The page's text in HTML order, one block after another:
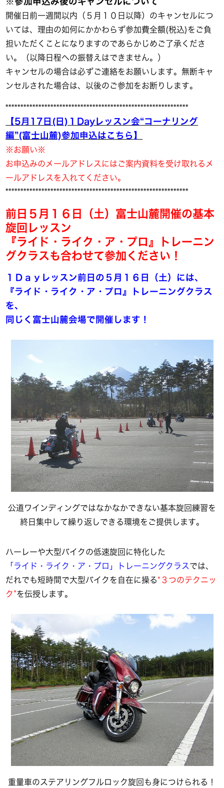
開催日前一週間以内（５月１０日以降）のキャンセルにつ
いては、理由の如何にかかわらず参加費全額(税込)をご負
担いただくことになりますのであらかじめご了承くださ
い。（以降日程への振替えはできません。）
キャンセルの場合は必ずご連絡をお願いします。無断キャ
ンセルされた場合は、以後のご参加をお断りします。
*************************************************************
【5月17日(日)１Dayレッスン会“コーナリング
編”(富士山麓)参加申込はこちら】
※お願い※
お申込みのメールアドレスにはご案内資料を受け取れるメ
ールアドレスを入れてください。
*************************************************************
前日５月１６日（土）富士山麓開催の基本
旋回レッスン
『ライド・ライク・ア・プロ』トレーニン
グクラスも合わせて参加ください！
１Ｄａｙレッスン前日の５月１６日（土）には、
『ライド・ライク・ア・プロ』トレーニングクラス
を、
同じく富士山麓会場で開催します！
公道ワインディングではなかなかできない基本旋回練習を
終日集中して繰り返しできる環境をご提供します。
ハーレーや大型バイクの低速旋回に特化した
「ライド・ライク・ア・プロ」トレーニングクラス では、
だれでも短時間で大型バイクを自在に操る“３つのテクニッ
ク”を伝授します。
重量車のステアリングフルロック旋回も身につけられる！